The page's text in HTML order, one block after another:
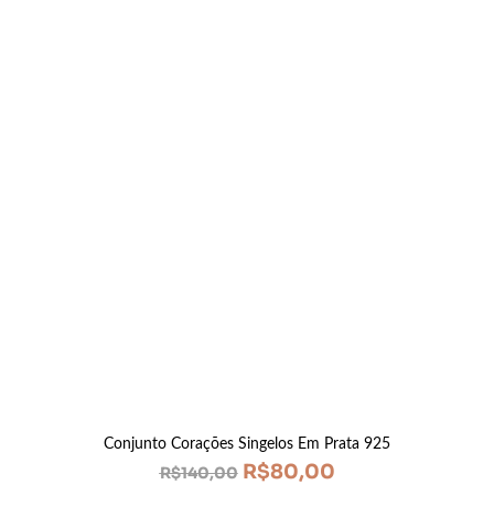
Conjunto Corações Singelos Em Prata 925
R$140,00 R$80,00